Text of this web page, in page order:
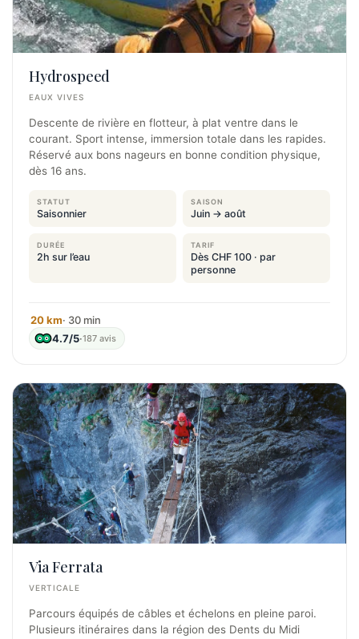
Hydrospeed
EAUX VIVES
Descente de rivière en flotteur, à plat ventre dans le
courant. Sport intense, immersion totale dans les rapides.
Réservé aux bons nageurs en bonne condition physique,
dès 16 ans.
STATUT
Saisonnier
SAISON
Juin → août
DURÉE
2h sur l’eau
TARIF
Dès CHF 100 · par
personne
20 km· 30 min
4.7/5·187 avis
Via Ferrata
VERTICALE
Parcours équipés de câbles et échelons en pleine paroi.
Plusieurs itinéraires dans la région des Dents du Midi